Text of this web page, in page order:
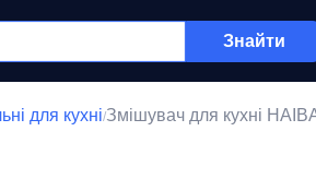
Знайти
для кухні/Змішувач для кухні